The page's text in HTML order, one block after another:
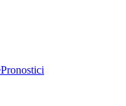
Pronostici